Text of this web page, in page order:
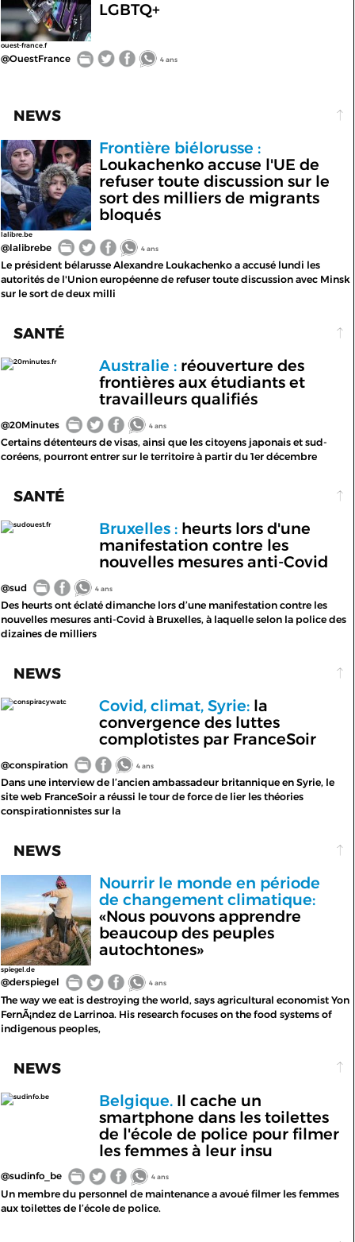
ouest-france.f
LGBTQ+
@OuestFrance 4 ans
NEWS
lalibre.be
Frontière biélorusse :
Loukachenko accuse l'UE de
refuser toute discussion sur le
sort des milliers de migrants
bloqués
@lalibrebe 4 ans
Le président bélarusse Alexandre Loukachenko a accusé lundi les
autorités de l'Union européenne de refuser toute discussion avec Minsk
sur le sort de deux milli
SANTÉ
20minutes.fr Australie :réouverture des
frontières aux étudiants et
travailleurs qualifiés
@20Minutes 4 ans
Certains détenteurs de visas, ainsi que les citoyens japonais et sud-
coréens, pourront entrer sur le territoire à partir du 1er décembre
SANTÉ
sudouest.fr Bruxelles :heurts lors d'une
manifestation contre les
nouvelles mesures anti-Covid
@sud 4 ans
Des heurts ont éclaté dimanche lors d’une manifestation contre les
nouvelles mesures anti-Covid à Bruxelles, à laquelle selon la police des
dizaines de milliers
NEWS
conspiracywatc Covid, climat, Syrie:la
convergence des luttes
complotistes par FranceSoir
@conspiration 4 ans
Dans une interview de l’ancien ambassadeur britannique en Syrie, le
site web FranceSoir a réussi le tour de force de lier les théories
conspirationnistes sur la
NEWS
spiegel.de
Nourrir le monde en période
de changement climatique:
«Nous pouvons apprendre
beaucoup des peuples
autochtones»
@derspiegel 4 ans
The way we eat is destroying the world, says agricultural economist Yon
FernÃ¡ndez de Larrinoa. His research focuses on the food systems of
indigenous peoples,
NEWS
sudinfo.be Belgique.Il cache un
smartphone dans les toilettes
de l'école de police pour filmer
les femmes à leur insu
@sudinfo_be 4 ans
Un membre du personnel de maintenance a avoué filmer les femmes
aux toilettes de l’école de police.